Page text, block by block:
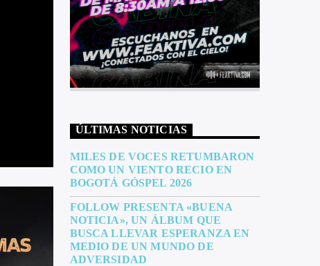
ÚLTIMAS NOTICIAS
MILES DE VOCES RETUMBARON
COMO UN VIENTO RECIO EN
BOGOTÁ GÓSPEL 2026
FOLLOW PRESENTA «BUENA
NOTICIA», UN ÁLBUM QUE
BUSCA LLEVAR ESPERANZA EN
MEDIO DE UN MUNDO DE
ADVERSIDAD